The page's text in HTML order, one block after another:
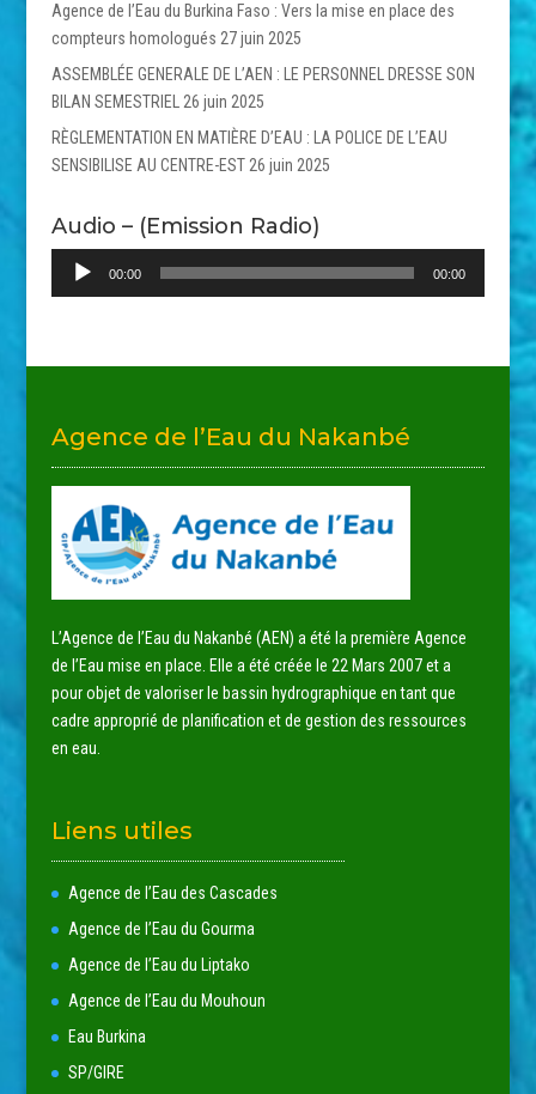
Agence de l’Eau du Burkina Faso : Vers la mise en place des
compteurs homologués 27 juin 2025
ASSEMBLÉE GENERALE DE L’AEN : LE PERSONNEL DRESSE SON
BILAN SEMESTRIEL 26 juin 2025
RÈGLEMENTATION EN MATIÈRE D’EAU : LA POLICE DE L’EAU
SENSIBILISE AU CENTRE-EST 26 juin 2025
Audio – (Emission Radio)
Lecteur
00:00 00:00
Agence de l’Eau du Nakanbé
L’Agence de l’Eau du Nakanbé (AEN) a été la première Agence
de l’Eau mise en place. Elle a été créée le 22 Mars 2007 et a
pour objet de valoriser le bassin hydrographique en tant que
cadre approprié de planification et de gestion des ressources
en eau.
Liens utiles
Agence de l’Eau des Cascades
Agence de l’Eau du Gourma
Agence de l’Eau du Liptako
Agence de l’Eau du Mouhoun
Eau Burkina
SP/GIRE